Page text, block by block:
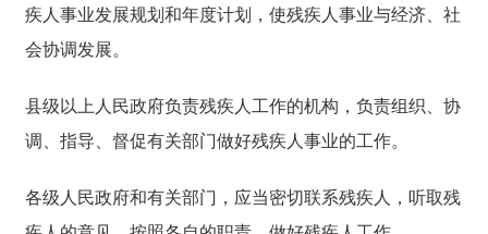
疾人事业发展规划和年度计划，使残疾人事业与经济、社
会协调发展。
县级以上人民政府负责残疾人工作的机构，负责组织、协
调、指导、督促有关部门做好残疾人事业的工作。
各级人民政府和有关部门，应当密切联系残疾人，听取残